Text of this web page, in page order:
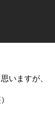
いますが、